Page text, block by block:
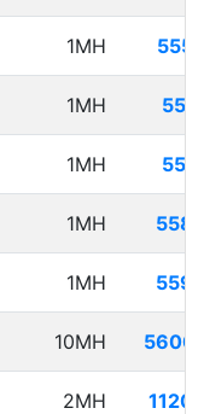
1MH
1MH
1MH
1MH
1MH
10MH
2MH